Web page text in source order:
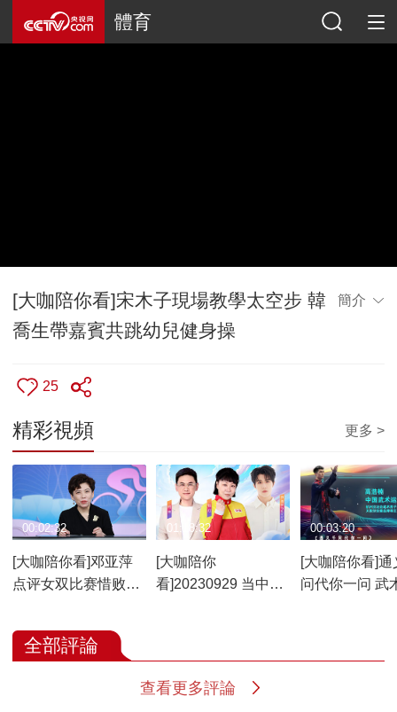
體育
[大咖陪你看]宋木子現場教學太空步 韓
喬生帶嘉賓共跳幼兒健身操
簡介
25
精彩視頻 更多 >
[大咖陪你看]邓亚萍
点评女双比赛惜败印
00:02:32
[大咖陪你
看]20230929 当中秋
01:18:32
[大咖陪你看]通
问代你一问 武
00:03:20
全部評論
查看更多評論